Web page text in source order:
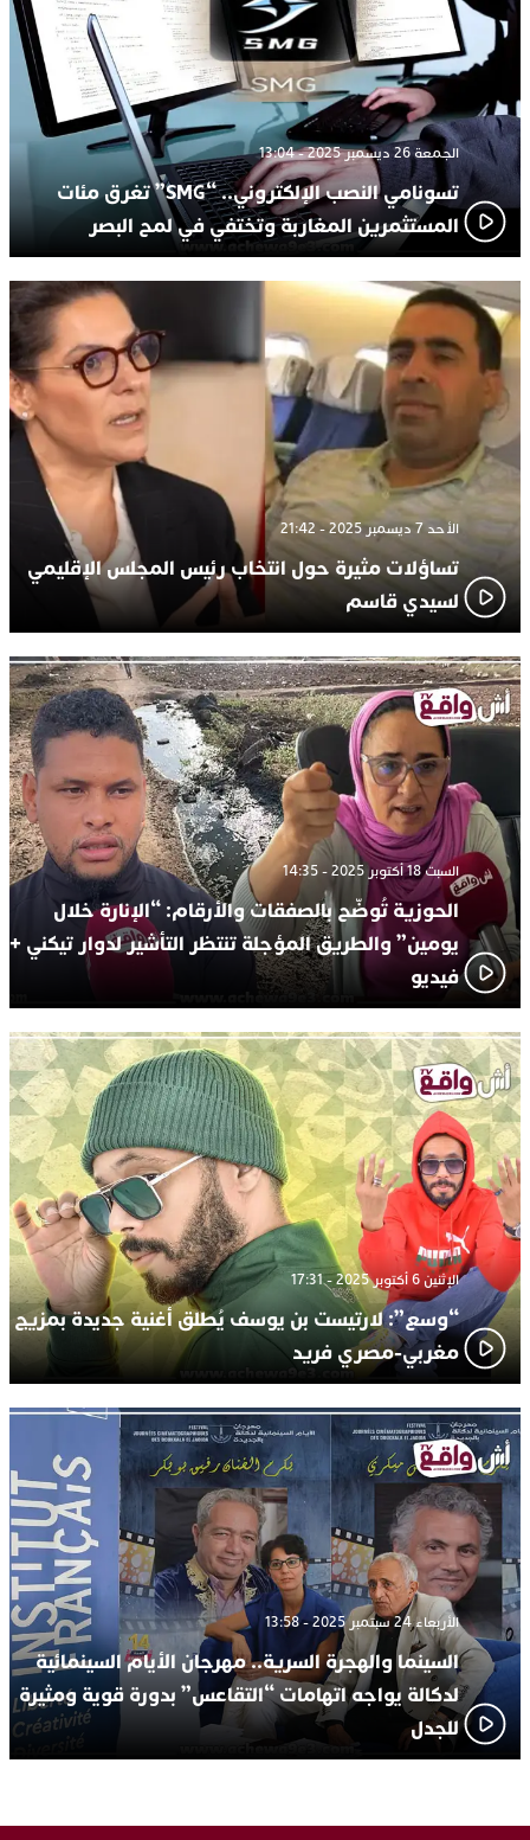
الجمعة 26 ديسمبر 2025 - 13:04
تسونامي النصب الإلكتروني.. “SMG” تغرق مئات
المستثمرين المغاربة وتختفي في لمح البصر
الأحد 7 ديسمبر 2025 - 21:42
تساؤلات مثيرة حول انتخاب رئيس المجلس الإقليمي
لسيدي قاسم
السبت 18 أكتوبر 2025 - 14:35
الحوزية تُوضّح بالصفقات والأرقام: “الإنارة خلال
يومين” والطريق المؤجلة تنتظر التأشير لدوار تيكني +
فيديو
الإثنين 6 أكتوبر 2025 - 17:31
“وسع”: لارتيست بن يوسف يُطلق أغنية جديدة بمزيج
مغربي-مصري فريد
الأربعاء 24 سبتمبر 2025 - 13:58
السينما والهجرة السرية.. مهرجان الأيام السينمائية
لدكالة يواجه اتهامات “التقاعس” بدورة قوية ومثيرة
للجدل